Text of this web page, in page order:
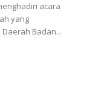
acara
yang
Badan...